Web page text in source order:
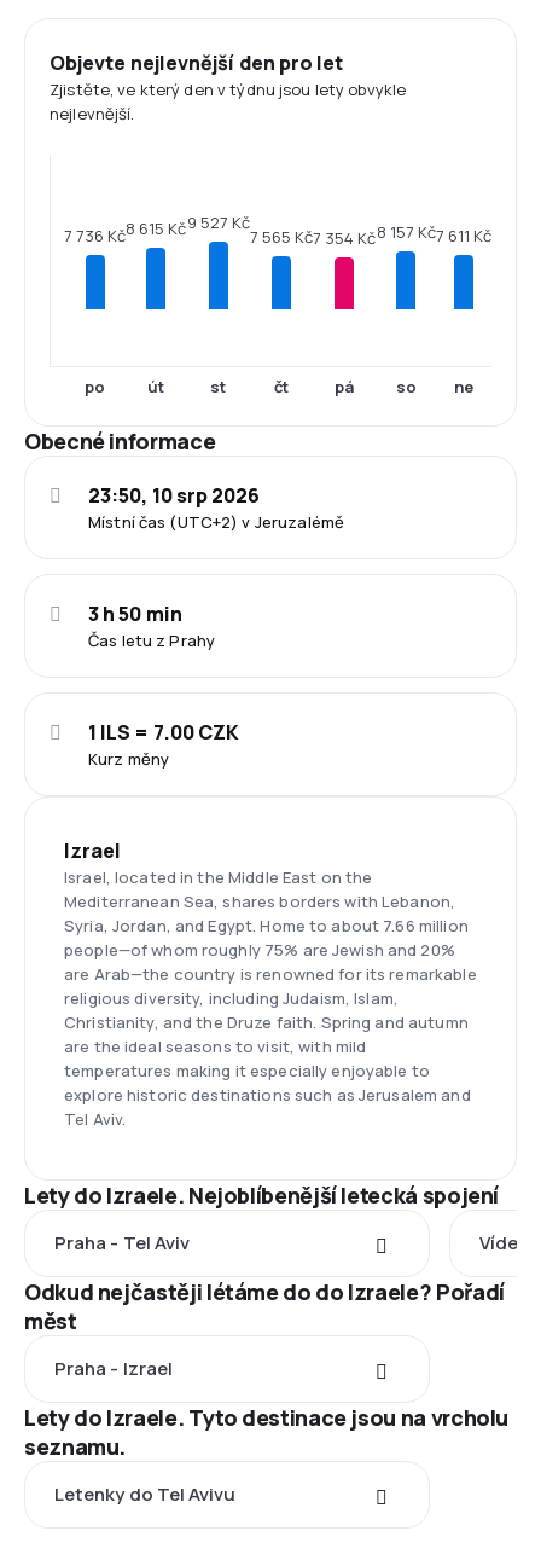
Objevte nejlevnější den pro let
Zjistěte, ve který den v týdnu jsou lety obvykle
nejlevnější.
7 736 Kč
po
8 615 Kč
út
9 527 Kč
st
7 565 Kč
čt
7 354 Kč
pá
8 157 Kč
so
7 611 Kč
ne
Obecné informace
Místní čas (UTC+2) v Jeruzalémě
23:50, 10 srp 2026
Čas letu z Prahy
3 h 50 min
Kurz měny
1 ILS = 7.00 CZK
Izrael
Israel, located in the Middle East on the
Mediterranean Sea, shares borders with Lebanon,
Syria, Jordan, and Egypt. Home to about 7.66 million
people—of whom roughly 75% are Jewish and 20%
are Arab—the country is renowned for its remarkable
religious diversity, including Judaism, Islam,
Christianity, and the Druze faith. Spring and autumn
are the ideal seasons to visit, with mild
temperatures making it especially enjoyable to
explore historic destinations such as Jerusalem and
Tel Aviv.
Lety do Izraele. Nejoblíbenější letecká spojení
Praha - Tel Aviv Vídeň
Odkud nejčastěji létáme do do Izraele? Pořadí
měst
Praha - Izrael
Lety do Izraele. Tyto destinace jsou na vrcholu
seznamu.
Letenky do Tel Avivu